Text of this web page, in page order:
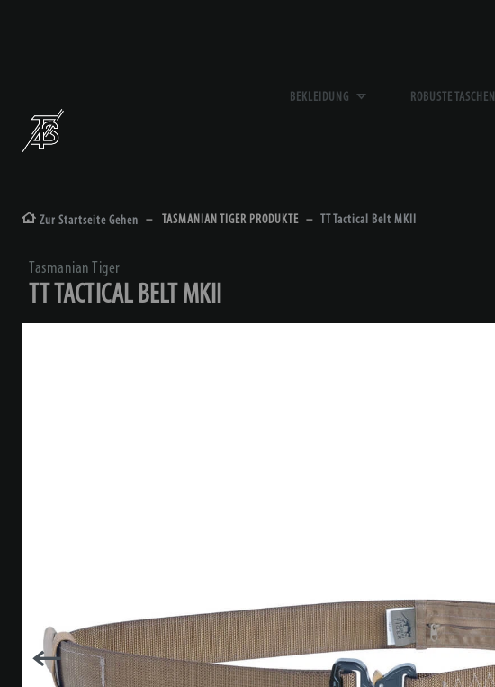
BEKLEIDUNG ROBUSTE TASCHEN
Zur Startseite Gehen TASMANIAN TIGER PRODUKTE TT Tactical Belt MKII
Tasmanian Tiger
TT TACTICAL BELT MKII